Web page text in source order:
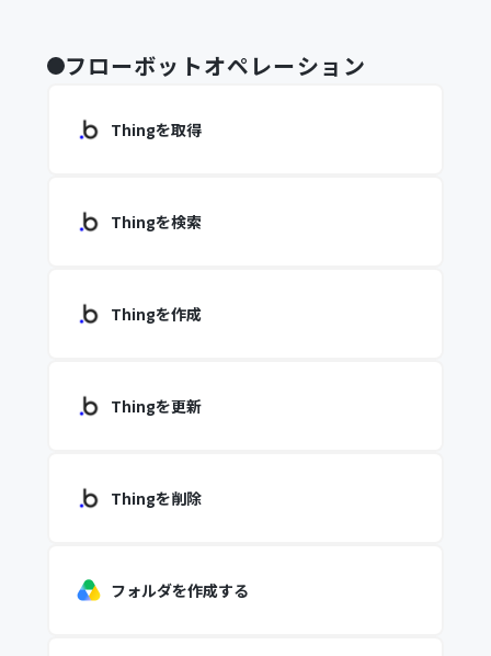
フローボットオペレーション
Thingを取得
Thingを検索
Thingを作成
Thingを更新
Thingを削除
フォルダを作成する